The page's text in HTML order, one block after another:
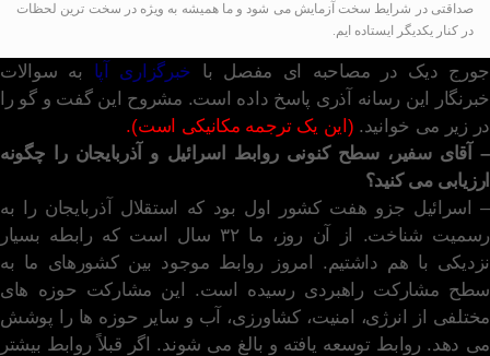
صداقتی در شرایط سخت آزمایش می شود و ما همیشه به ویژه در سخت ترین لحظات
در کنار یکدیگر ایستاده ایم.
جورج دیک در مصاحبه ای مفصل با خبرگزاری آپا به سوالات
خبرنگار این رسانه آذری پاسخ داده است. مشروح این گفت و گو را
در زیر می خوانید. (این یک ترجمه مکانیکی است).
– آقای سفیر، سطح کنونی روابط اسرائیل و آذربایجان را چگونه
ارزیابی می کنید؟
– اسرائیل جزو هفت کشور اول بود که استقلال آذربایجان را به
رسمیت شناخت. از آن روز، ما ۳۲ سال است که رابطه بسیار
نزدیکی با هم داشتیم. امروز روابط موجود بین کشورهای ما به
سطح مشارکت راهبردی رسیده است. این مشارکت حوزه های
مختلفی از انرژی، امنیت، کشاورزی، آب و سایر حوزه ها را پوشش
می دهد. روابط توسعه یافته و بالغ می شوند. اگر قبلاً روابط بیشتر